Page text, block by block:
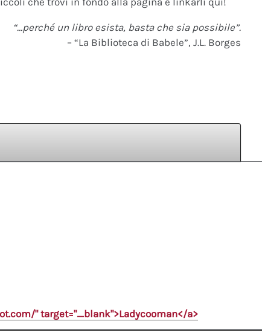
“…perché un libro esista, basta che sia possibile”.
– “La Biblioteca di Babele”, J.L. Borges
" target="_blank">Ladycooman</a>